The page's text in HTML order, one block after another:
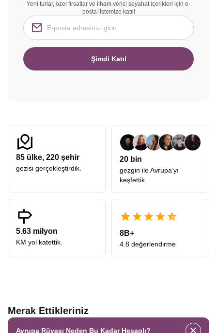
Yeni turlar, özel fırsatlar ve ilham verici seyahat içerikleri için e-
posta listemize katıl!
Şimdi Katıl
85 ülke, 220 şehir
gezisi gerçekleştirdik.
20 bin
gezgin ile Avrupa’yı
keşfettik.
5.63 milyon
KM yol katettik.
8B+
4.8 değerlendirme
Merak Ettikleriniz
Avrupa Rüyası Neden Bu Kadar Hesaplı?